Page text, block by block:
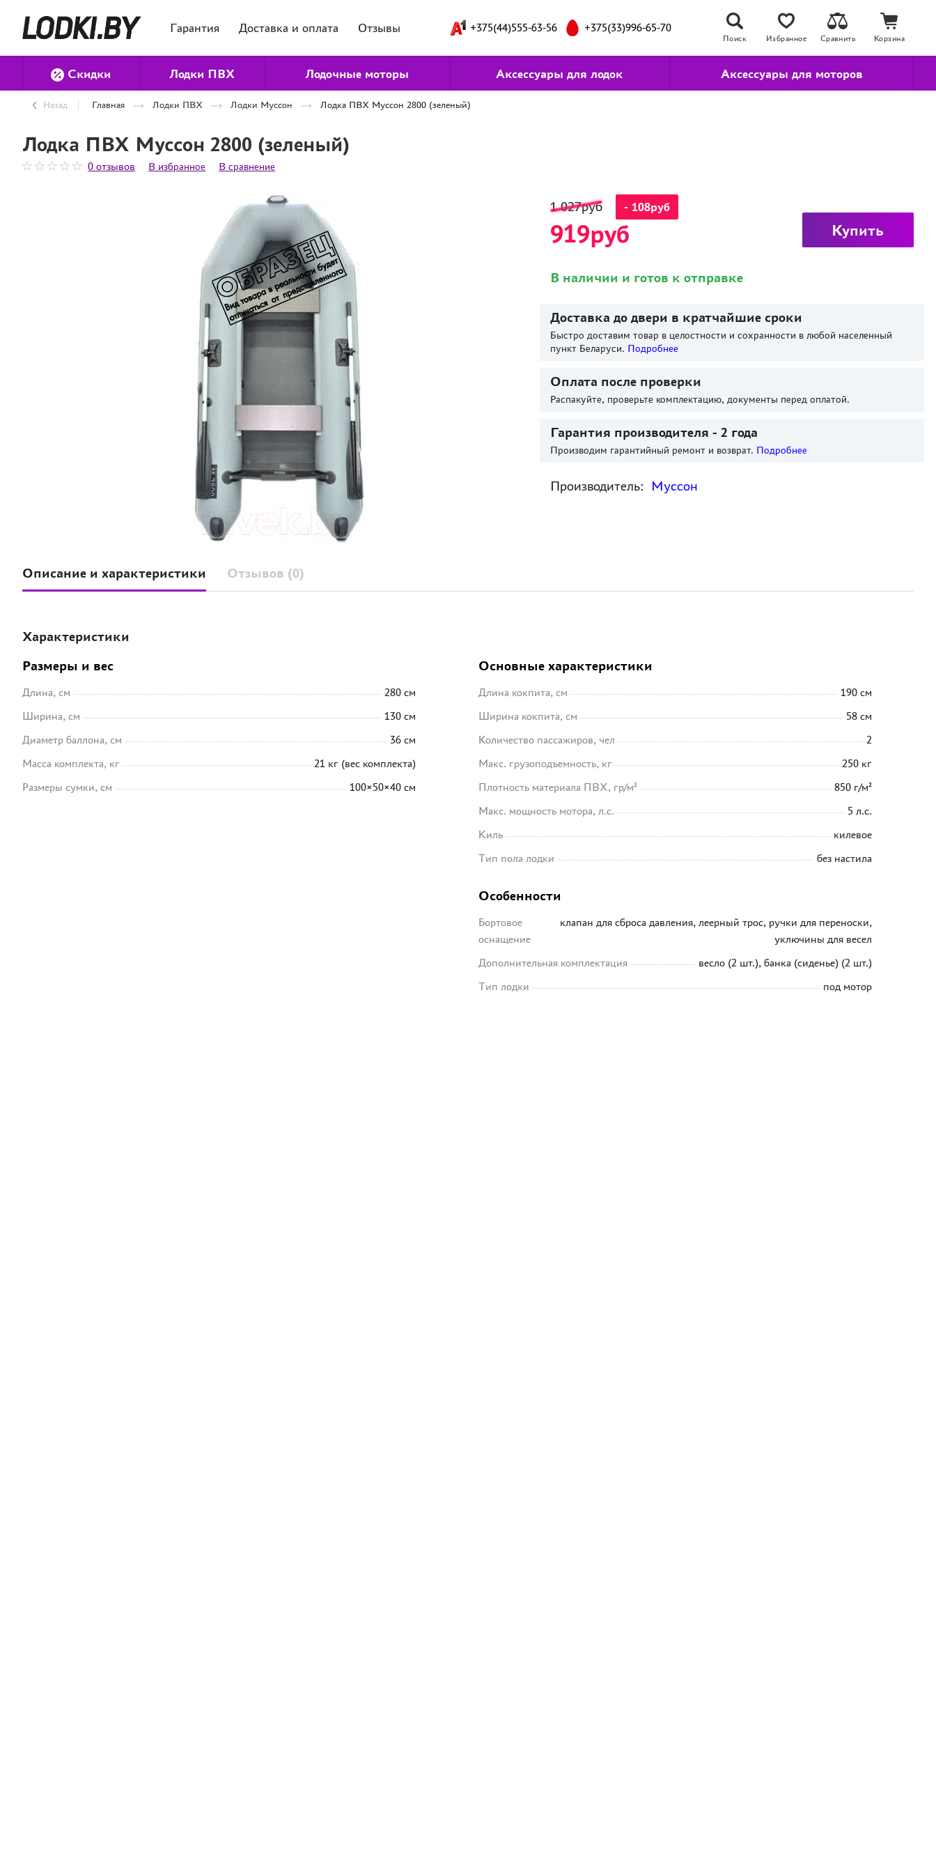
Гарантия Доставка и оплата Отзывы +375(44)555-63-56 +375(33)996-65-70
Поиск Избранное Сравнить Корзина
Скидки Лодки ПВХ Лодочные моторы Аксессуары для лодок Аксессуары для моторов
Назад Главная Лодки ПВХ Лодки Муссон Лодка ПВХ Муссон 2800 (зеленый)
Лодка ПВХ Муссон 2800 (зеленый)
0 отзывов В избранное В сравнение
1 027руб - 108руб
919руб Купить
В наличии и готов к отправке
Доставка до двери в кратчайшие сроки
Быстро доставим товар в целостности и сохранности в любой населенный
пункт Беларуси. Подробнее
Оплата после проверки
Распакуйте, проверьте комплектацию, документы перед оплатой.
Гарантия производителя - 2 года
Производим гарантийный ремонт и возврат. Подробнее
Производитель: Муссон
Описание и характеристики Отзывов (0)
Характеристики
Размеры и вес
Длина, см
280 см
Ширина, см
130 см
Диаметр баллона, см
36 см
Масса комплекта, кг
21 кг (вес комплекта)
Размеры сумки, см
100×50×40 см
Основные характеристики
Длина кокпита, см
190 см
Ширина кокпита, см
58 см
Количество пассажиров, чел
2
Макс. грузоподъемность, кг
250 кг
Плотность материала ПВХ, гр/м²
850 г/м²
Макс. мощность мотора, л.с.
5 л.с.
Киль
килевое
Тип пола лодки
без настила
Особенности
Бортовое
оснащение
клапан для сброса давления, леерный трос, ручки для переноски,
уключины для весел
Дополнительная комплектация
весло (2 шт.), банка (сиденье) (2 шт.)
Тип лодки
под мотор